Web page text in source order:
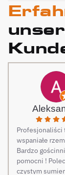
Profesjonaliści
wspaniałe
Bardzo
pomocni !
czystym